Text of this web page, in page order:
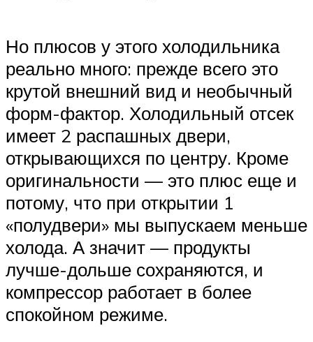
Но плюсов у этого холодильника
реально много: прежде всего это
крутой внешний вид и необычный
форм-фактор. Холодильный отсек
имеет 2 распашных двери,
открывающихся по центру. Кроме
оригинальности — это плюс еще и
потому, что при открытии 1
«полудвери» мы выпускаем меньше
холода. А значит — продукты
лучше-дольше сохраняются, и
компрессор работает в более
спокойном режиме.